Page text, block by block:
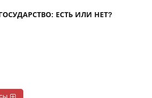
ЕСТЬ ИЛИ НЕТ?